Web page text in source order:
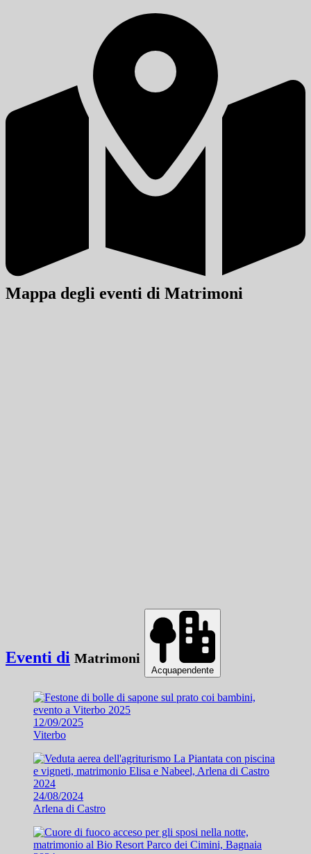
Mappa degli eventi di Matrimoni
Eventi di Matrimoni
Acquapendente
12/09/2025
Viterbo
24/08/2024
Arlena di Castro